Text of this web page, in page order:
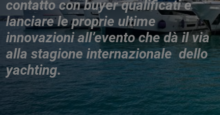
contatto con buyer qualificati e
lanciare le proprie ultime
innovazioni all’evento che dà il via
alla stagione internazionale dello
yachting.